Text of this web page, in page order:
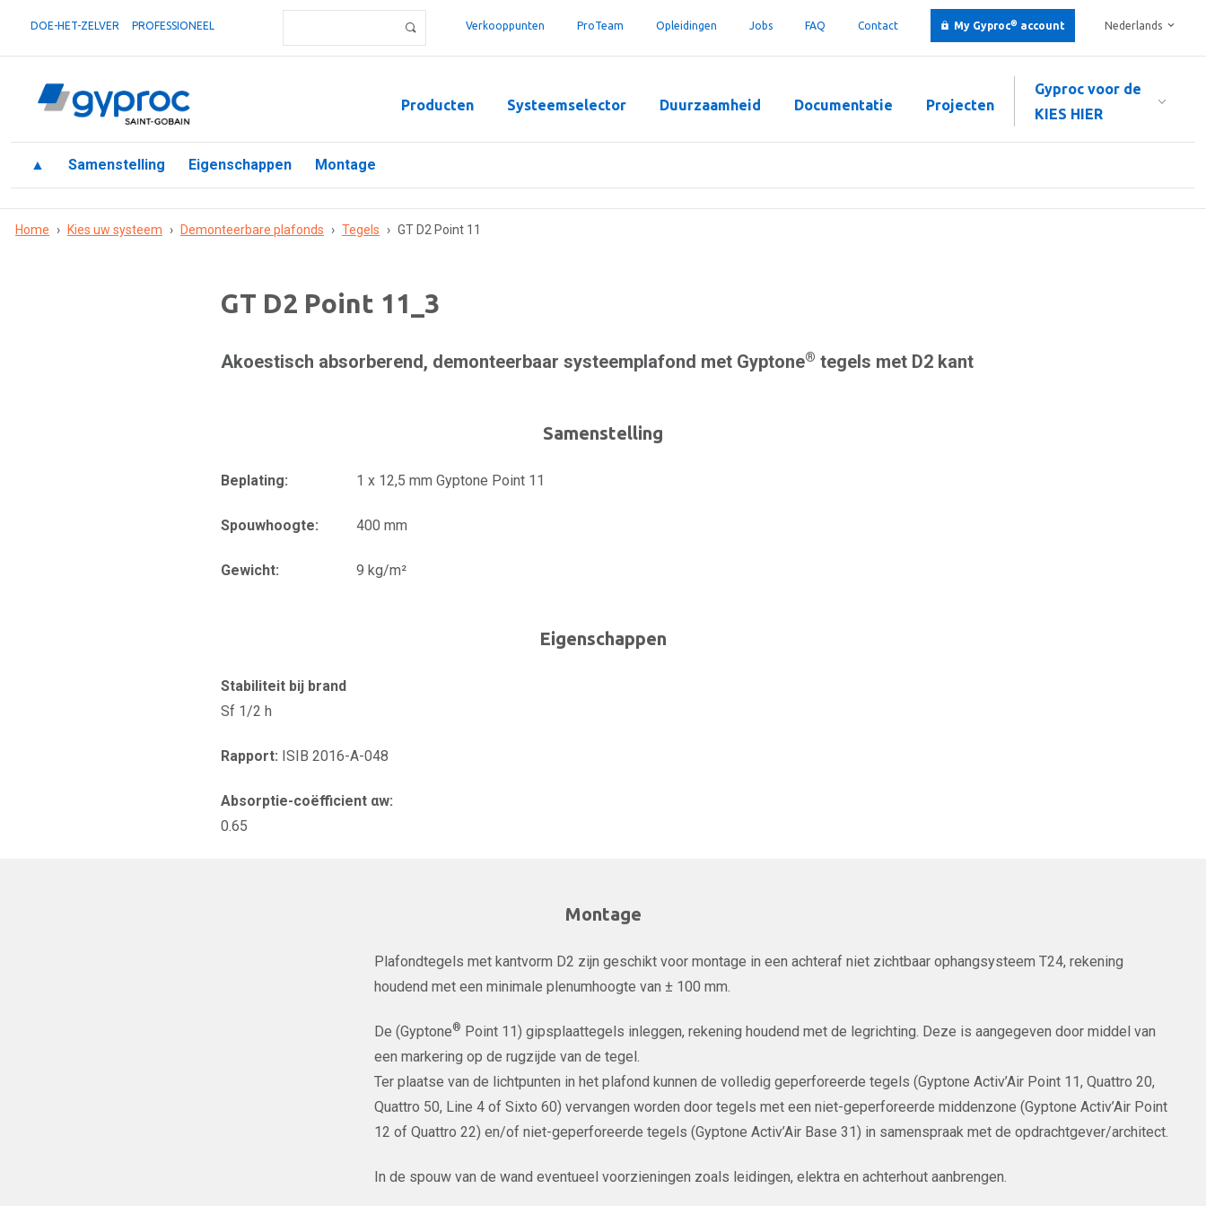
DOE-HET-ZELVER PROFESSIONEEL Nederlands
Verkooppunten ProTeam Opleidingen Jobs FAQ Contact My Gyproc® account
Gyproc voor de
KIES HIER
Producten Systeemselector Duurzaamheid Documentatie Projecten
▲ Samenstelling Eigenschappen Montage
Home › Kies uw systeem › Demonteerbare plafonds › Tegels › GT D2 Point 11
GT D2 Point 11_3
Akoestisch absorberend, demonteerbaar systeemplafond met Gyptone® tegels met D2 kant
Samenstelling
Beplating: 1 x 12,5 mm Gyptone Point 11
Spouwhoogte: 400 mm
Gewicht: 9 kg/m²
Eigenschappen
Stabiliteit bij brand
Sf 1/2 h
Rapport: ISIB 2016-A-048
Absorptie-coëfficient αw:
0.65
Montage
Plafondtegels met kantvorm D2 zijn geschikt voor montage in een achteraf niet zichtbaar ophangsysteem T24, rekening
houdend met een minimale plenumhoogte van ± 100 mm.
De (Gyptone® Point 11) gipsplaattegels inleggen, rekening houdend met de legrichting. Deze is aangegeven door middel van
een markering op de rugzijde van de tegel.
Ter plaatse van de lichtpunten in het plafond kunnen de volledig geperforeerde tegels (Gyptone Activ’Air Point 11, Quattro 20,
Quattro 50, Line 4 of Sixto 60) vervangen worden door tegels met een niet-geperforeerde middenzone (Gyptone Activ’Air Point
12 of Quattro 22) en/of niet-geperforeerde tegels (Gyptone Activ’Air Base 31) in samenspraak met de opdrachtgever/architect.
In de spouw van de wand eventueel voorzieningen zoals leidingen, elektra en achterhout aanbrengen.